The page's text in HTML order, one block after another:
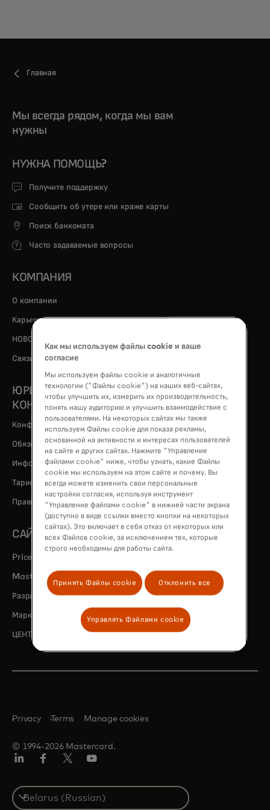
Новости и тренды
Главная
Мы всегда рядом, когда мы вам
нужны
НУЖНА ПОМОЩЬ?
Получите поддержку
Сообщить об утере или краже карты
Поиск банкомата
Часто задаваемые вопросы
КОМПАНИЯ
О компании
Карьераopens in a new tab
НОВОСТИ
Связи с инвесторами
ЮРИДИЧЕСКАЯ ИНФОРМАЦИЯ И
КОНФИДЕНЦИАЛЬНОСТЬ
Конфиденциальность и ответственность за данные
Обязывающие корпоративные правила (ОКП)
Информация из правил платежной системы Mastercard
Тарифная политика (правила установления стоимости услуг)
Правила Mastercard
САЙТЫ MASTERCARD
Priceless.com
Mastercard Business Intelligence opens in a new tab
Разработчики Mastercardopens in a new tab
Маркетинговый центр Mastercard opens in a new tab
ЦЕНТР ИНКЛЮЗИВНОГО РОСТАopens in a new tab
© 1994-2026 Mastercard.
Privacy Terms Manage cookies
Select
a
Twitter)
Как мы используем файлы cookie и ваше
согласие
Мы используем файлы cookie и аналогичные
технологии ("Файлы cookie") на наших веб-сайтах,
чтобы улучшить их, измерить их производительность,
понять нашу аудиторию и улучшить взаимодействие с
пользователями. На некоторых сайтах мы также
используем Файлы cookie для показа рекламы,
основанной на активности и интересах пользователей
на сайте и других сайтах. Нажмите "Управление
файлами cookie" ниже, чтобы узнать, какие Файлы
cookie мы используем на этом сайте и почему. Вы
всегда можете изменить свои персональные
настройки согласия, используя инструмент
"Управление файлами cookie" в нижней части экрана
(доступно в виде ссылки вместо кнопки на некоторых
сайтах). Это включает в себя отказ от некоторых или
всех Файлов cookie, за исключением тех, которые
строго необходимы для работы сайта.
Принять Файлы cookie Отклонить все
Управлять Файлами cookie